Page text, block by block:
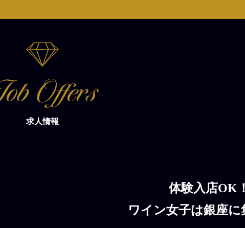
求人情報
体験入店OK！
ワイン女子は銀座に